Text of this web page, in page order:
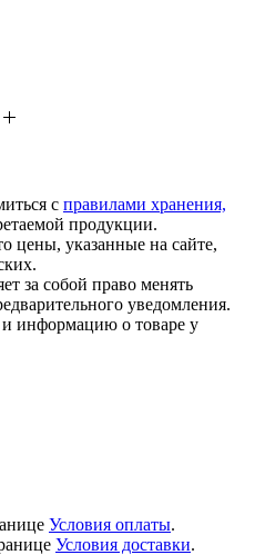
с правилами хранения,
продукции.
цены, указанные на сайте,
за собой право менять
уведомления.
информацию о товаре у
Условия оплаты.
Условия доставки.